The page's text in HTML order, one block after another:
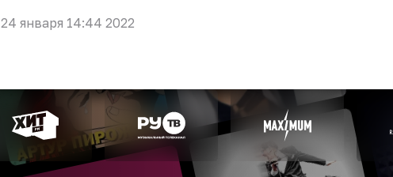
24 января 14:44 2022